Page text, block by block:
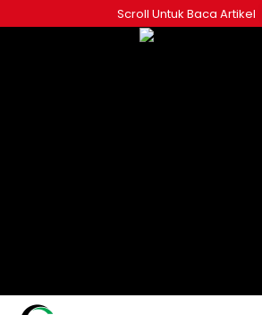
to
Scroll Untuk Baca Artikel